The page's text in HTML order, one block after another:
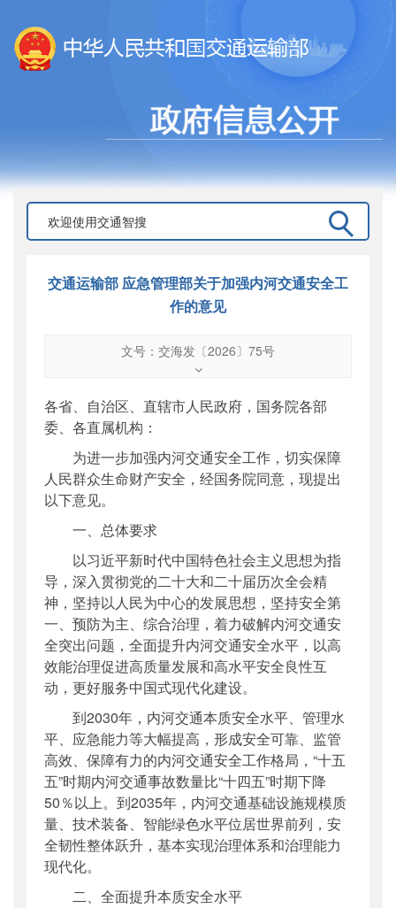
交通运输部 应急管理部关于加强内河交通安全工
作的意见
文号：交海发〔2026〕75号
交海发〔2026〕75号
公开日期：2026年07月07日
主题词：
机构分类：海事局
主题分类：其他政策性文件
公文类型
各省、自治区、直辖市人民政府，国务院各部
委、各直属机构：
为进一步加强内河交通安全工作，切实保障
人民群众生命财产安全，经国务院同意，现提出
以下意见。
一、总体要求
以习近平新时代中国特色社会主义思想为指
导，深入贯彻党的二十大和二十届历次全会精
神，坚持以人民为中心的发展思想，坚持安全第
一、预防为主、综合治理，着力破解内河交通安
全突出问题，全面提升内河交通安全水平，以高
效能治理促进高质量发展和高水平安全良性互
动，更好服务中国式现代化建设。
到2030年，内河交通本质安全水平、管理水
平、应急能力等大幅提高，形成安全可靠、监管
高效、保障有力的内河交通安全工作格局，“十五
五”时期内河交通事故数量比“十四五”时期下降
50％以上。到2035年，内河交通基础设施规模质
量、技术装备、智能绿色水平位居世界前列，安
全韧性整体跃升，基本实现治理体系和治理能力
现代化。
二、全面提升本质安全水平